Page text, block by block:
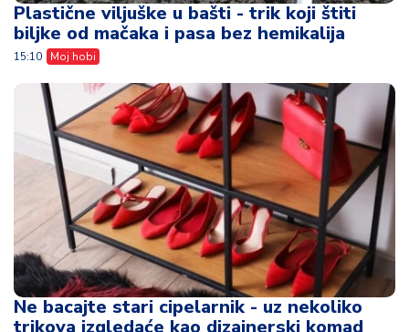
Plastične viljuške u bašti - trik koji štiti
biljke od mačaka i pasa bez hemikalija
15:10 Moj hobi
Ne bacajte stari cipelarnik - uz nekoliko